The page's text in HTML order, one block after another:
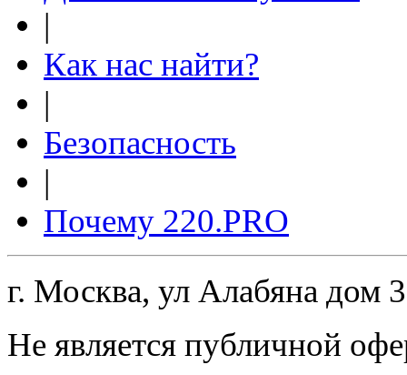
|
Как нас найти?
|
Безопасность
|
Почему 220.PRO
г. Москва, ул Алабяна дом
Не является публичной